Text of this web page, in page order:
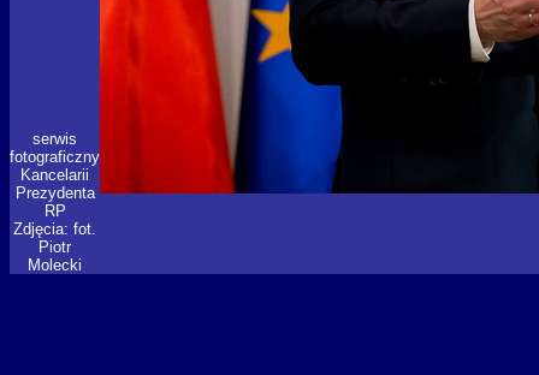
serwis
fotograficzny
Kancelarii
Prezydenta
RP
Zdjęcia: fot.
Piotr
Molecki